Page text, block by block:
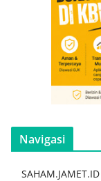
Navigasi
SAHAM.JAMET.ID